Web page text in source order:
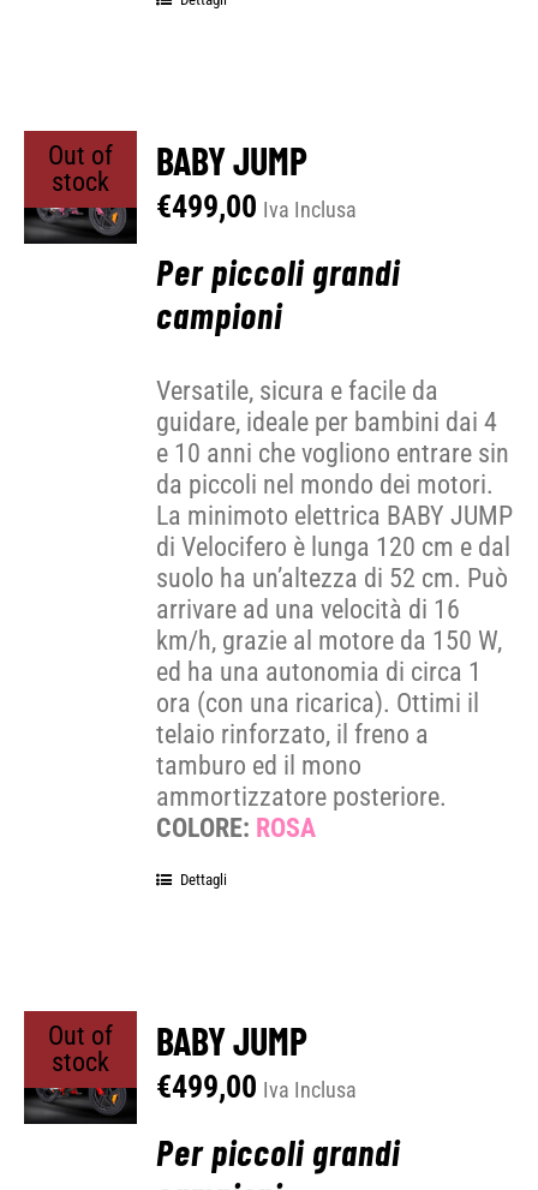
Out of
stock
BABY JUMP
€499,00 Iva Inclusa
Per piccoli grandi
campioni
Versatile, sicura e facile da
guidare, ideale per bambini dai 4
e 10 anni che vogliono entrare sin
da piccoli nel mondo dei motori.
La minimoto elettrica BABY JUMP
di Velocifero è lunga 120 cm e dal
suolo ha un’altezza di 52 cm. Può
arrivare ad una velocità di 16
km/h, grazie al motore da 150 W,
ed ha una autonomia di circa 1
ora (con una ricarica). Ottimi il
telaio rinforzato, il freno a
tamburo ed il mono
ammortizzatore posteriore.
COLORE: ROSA
Dettagli
Out of
stock
BABY JUMP
€499,00 Iva Inclusa
Per piccoli grandi